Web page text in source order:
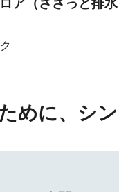
ア（ささっと排水
めに、シ